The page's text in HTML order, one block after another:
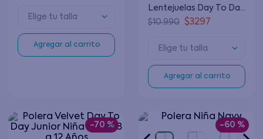
Elige tu talla
Agregar al carrito
Lentejuelas Day To Day
Junior Niña Magenta 8 a
$10.990 $3297
Elige tu talla
Agregar al carrito
-70 % -60 %